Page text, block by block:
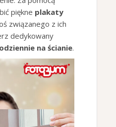
piękne plakaty
związanego z ich
dedykowany
na ścianie.